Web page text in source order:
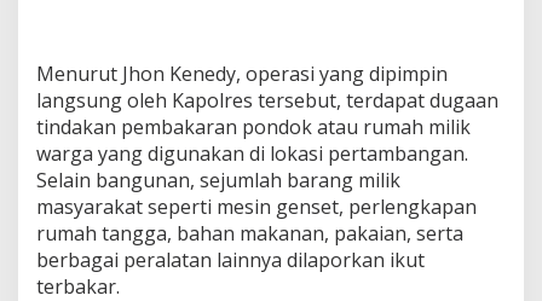
m
a
n
t
a
n
T
e
n
Menurut Jhon Kenedy, operasi yang dipimpin
langsung oleh Kapolres tersebut, terdapat dugaan
tindakan pembakaran pondok atau rumah milik
warga yang digunakan di lokasi pertambangan.
Selain bangunan, sejumlah barang milik
masyarakat seperti mesin genset, perlengkapan
rumah tangga, bahan makanan, pakaian, serta
berbagai peralatan lainnya dilaporkan ikut
terbakar.